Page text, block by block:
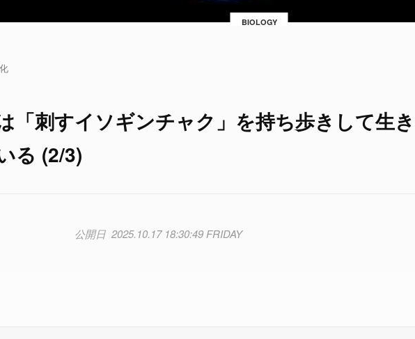
BIOLOGY
「刺すイソギンチャク」を持ち歩きして生
る (2/3)
2025.10.17 18:30:49 FRIDAY